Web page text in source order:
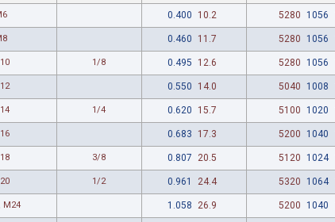
0.400 10.2 5280 1056
0.460 11.7 5280 1056
1/8 0.495 12.6 5280 1056
0.550 14.0 5040 1008
1/4 0.620 15.7 5100 1020
0.683 17.3 5200 1040
3/8 0.807 20.5 5120 1024
1/2 0.961 24.4 5320 1064
M24 1.058 26.9 5200 1040